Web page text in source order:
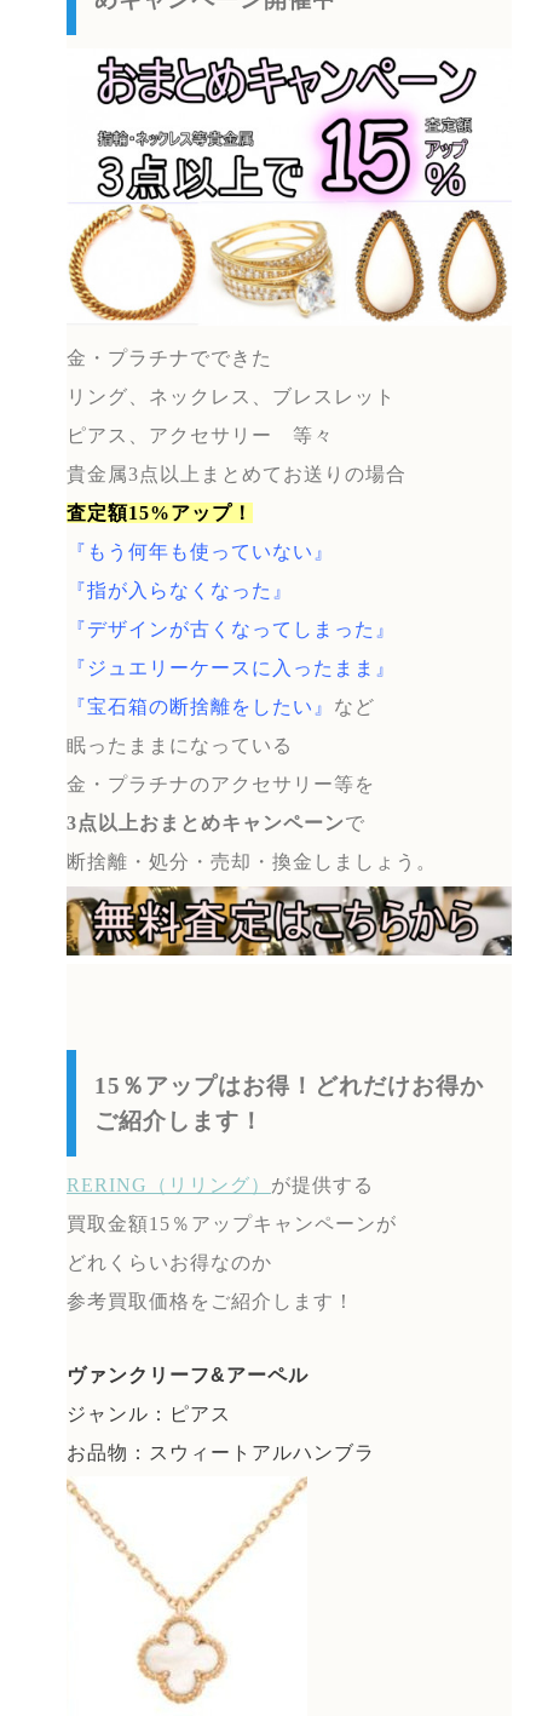
金・プラチナでできた
リング、ネックレス、ブレスレット
ピアス、アクセサリー 等々
貴金属3点以上まとめてお送りの場合
査定額15%アップ！
『もう何年も使っていない』
『指が入らなくなった』
『デザインが古くなってしまった』
『ジュエリーケースに入ったまま』
『宝石箱の断捨離をしたい』 など
眠ったままになっている
金・プラチナのアクセサリー等を
3点以上おまとめキャンペーンで
断捨離・処分・売却・換金しましょう。
15％アップはお得！どれだけお得か
ご紹介します！
RERING（リリング） が提供する
買取金額15％アップキャンペーンが
どれくらいお得なのか
参考買取価格をご紹介します！
ヴァンクリーフ&アーペル
ジャンル：ピアス
お品物：スウィートアルハンブラ